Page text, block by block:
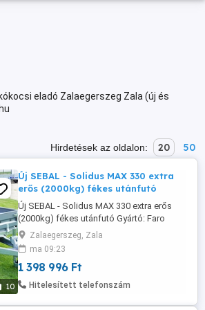
eladó Zalaegerszeg Zala (új és
Hirdetések az oldalon: 20 50
10
Új SEBAL - Solidus MAX 330 extra
erős (2000kg) fékes utánfutó
Új SEBAL - Solidus MAX 330 extra erős
(2000kg) fékes utánfutó Gyártó: Faro
(Lengyelország) Garancia: 3 év Plató
mérete: 330 x 150 cm Össztömeg: 2000 kg
- Visszaminősítés lehetséges! Saját
tömeg: 420 kg Teherbírás: 1580 kg
Tengely: 2 tengelyes Az új utánfutó ára:
Zalaegerszeg, Zala
ma 09:23
1 398 996 Ft
Hitelesített telefonszám